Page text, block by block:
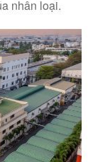
nhân loại.